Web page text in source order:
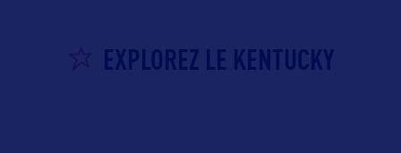
EXPLOREZ LE KENTUCKY